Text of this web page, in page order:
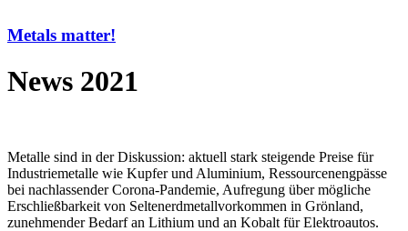
Metals matter!
News 2021
Metalle sind in der Diskussion: aktuell stark steigende Preise für
Industriemetalle wie Kupfer und Aluminium, Ressourcenengpässe
bei nachlassender Corona-Pandemie, Aufregung über mögliche
Erschließbarkeit von Seltenerdmetallvorkommen in Grönland,
zunehmender Bedarf an Lithium und an Kobalt für Elektroautos.